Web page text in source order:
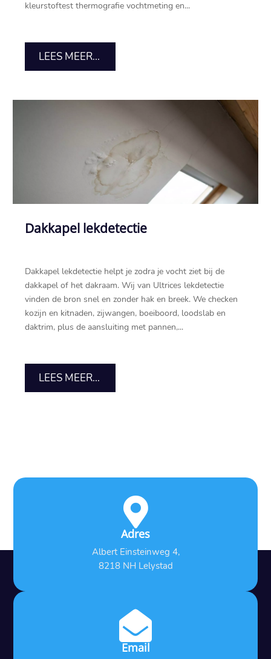
kleurstoftest thermografie vochtmeting en...
LEES MEER...
Dakkapel lekdetectie
Dakkapel lekdetectie helpt je zodra je vocht ziet bij de
dakkapel of het dakraam.​ Wij van Ultrices lekdetectie
vinden de bron snel en zonder hak en breek.​ We checken
kozijn en kitnaden, zijwangen, boeiboord, loodslab en
daktrim, plus de aansluiting met pannen,...
LEES MEER...

Adres
Albert Einsteinweg 4,
8218 NH Lelystad

Email